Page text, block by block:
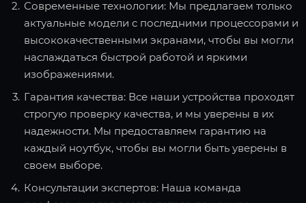
Современные технологии: Мы предлагаем только
актуальные модели с последними процессорами и
высококачественными экранами, чтобы вы могли
наслаждаться быстрой работой и яркими
изображениями.
Гарантия качества: Все наши устройства проходят
строгую проверку качества, и мы уверены в их
надежности. Мы предоставляем гарантию на
каждый ноутбук, чтобы вы могли быть уверены в
своем выборе.
Консультации экспертов: Наша команда